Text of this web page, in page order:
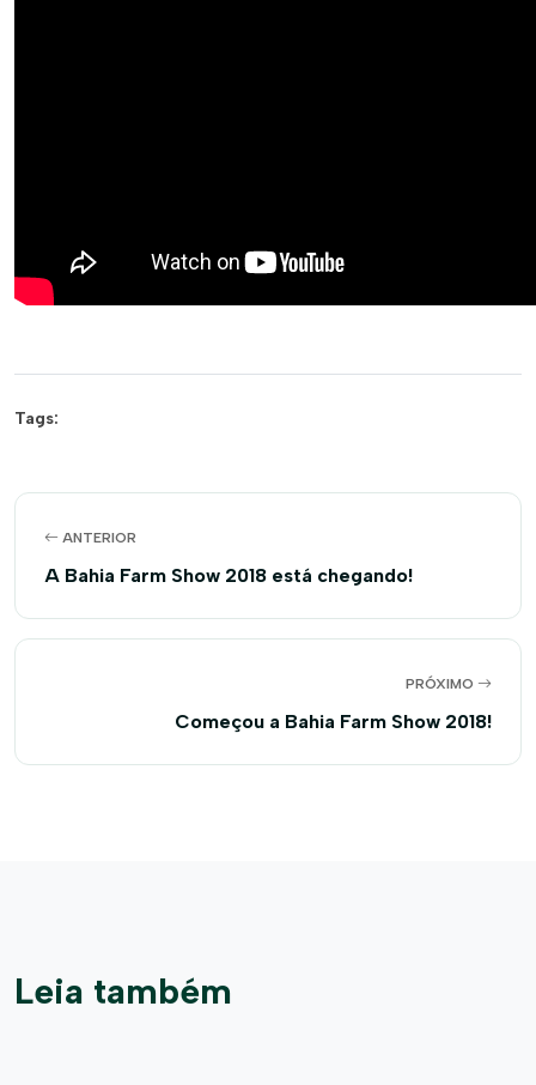
Tags:
ANTERIOR
A Bahia Farm Show 2018 está chegando!
PRÓXIMO
Começou a Bahia Farm Show 2018!
Leia também